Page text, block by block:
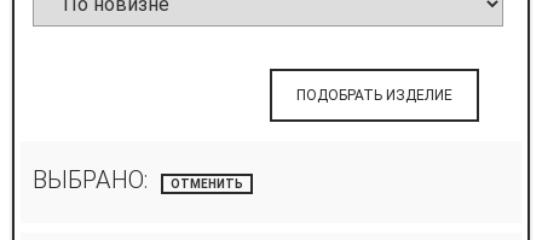
ПОДОБРАТЬ ИЗДЕЛИЕ
ВЫБРАНО: ОТМЕНИТЬ